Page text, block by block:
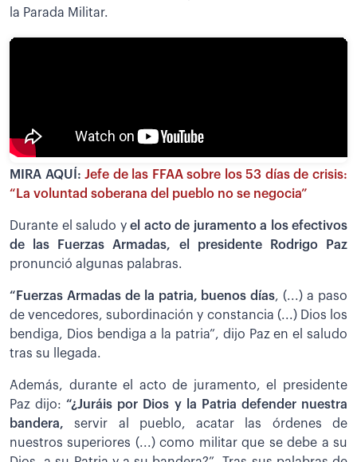
la Parada Militar.
MIRA AQUÍ:Jefe de las FFAA sobre los 53 días de crisis:
“La voluntad soberana del pueblo no se negocia”
Durante el saludo yel acto de juramento a los efectivos
de las Fuerzas Armadas, el presidente Rodrigo Paz
pronunció algunas palabras.
“Fuerzas Armadas de la patria, buenos días, (...) a paso
de vencedores, subordinación y constancia (...) Dios los
bendiga, Dios bendiga a la patria”, dijo Paz en el saludo
tras su llegada.
Además, durante el acto de juramento, el presidente
Paz dijo:“¿Juráis por Dios y la Patria defender nuestra
bandera, servir al pueblo, acatar las órdenes de
nuestros superiores (...) como militar que se debe a su